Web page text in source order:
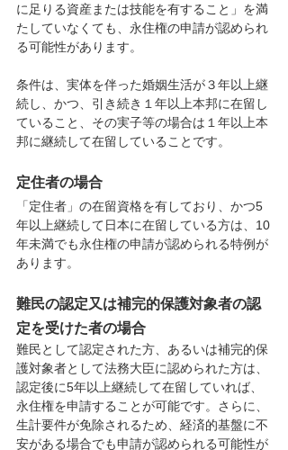
に足りる資産または技能を有すること」を満
たしていなくても、永住権の申請が認められ
る可能性があります。
条件は、実体を伴った婚姻生活が３年以上継
続し、かつ、引き続き１年以上本邦に在留し
ていること、その実子等の場合は１年以上本
邦に継続して在留していることです。
定住者の場合
「定住者」の在留資格を有しており、かつ5
年以上継続して日本に在留している方は、10
年未満でも永住権の申請が認められる特例が
あります。
難民の認定又は補完的保護対象者の認
定を受けた者の場合
難民として認定された方、あるいは補完的保
護対象者として法務大臣に認められた方は、
認定後に5年以上継続して在留していれば、
永住権を申請することが可能です。さらに、
生計要件が免除されるため、経済的基盤に不
安がある場合でも申請が認められる可能性が